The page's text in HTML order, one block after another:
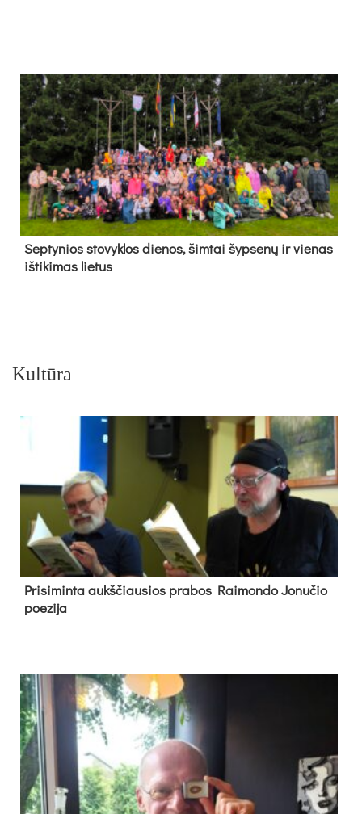
Sep­ty­nios sto­vyk­los die­nos, šim­tai šyp­se­nų ir vie­nas
iš­ti­ki­mas lie­tus
Kultūra
Pri­si­min­ta aukš­čiau­sios pra­bos Rai­mon­do Jo­nu­čio
poe­zi­ja